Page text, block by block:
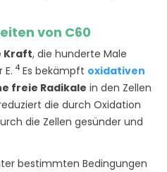
von C60
Kraft, die hunderte Male
4 Es bekämpft oxidativen
freie Radikale in den Zellen
die durch Oxidation
die Zellen gesünder und
bestimmten Bedingungen